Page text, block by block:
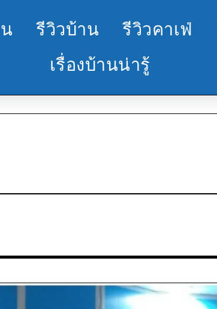
รีวิวบ้าน รีวิวคาเฟ่
เรื่องบ้านน่ารู้